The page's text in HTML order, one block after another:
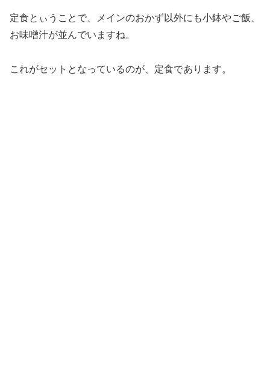
定食とぃうことで、メインのおかず以外にも小鉢やご飯、
お味噌汁が並んでいますね。
これがセットとなっているのが、定食であります。